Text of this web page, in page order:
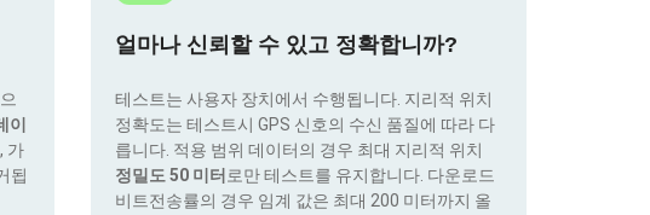
이
가
됩
얼마나 신뢰할 수 있고 정확합니까?
테스트는 사용자 장치에서 수행됩니다. 지리적 위치
정확도는 테스트시 GPS 신호의 수신 품질에 따라 다
릅니다. 적용 범위 데이터의 경우 최대 지리적 위치
정밀도 50 미터 로만 테스트를 유지합니다. 다운로드
비트전송률의 경우 임계 값은 최대 200 미터까지 올